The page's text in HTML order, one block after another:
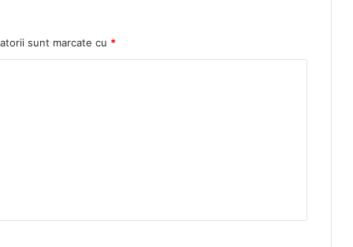
sunt marcate cu *